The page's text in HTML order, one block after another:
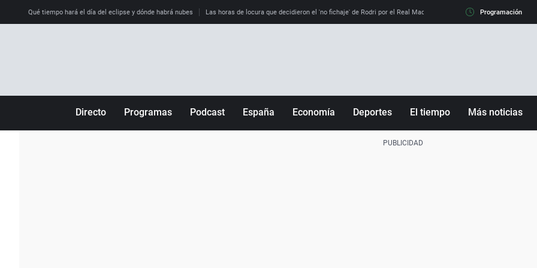
Qué tiempo hará el día del eclipse y dónde habrá nubes Las horas de locura que decidieron el 'no fichaje' de Rodri por el Real Madrid y su 'sí' al Barça La llamada
Programación
Directo Programas Podcast España Economía Deportes El tiempo Más noticias